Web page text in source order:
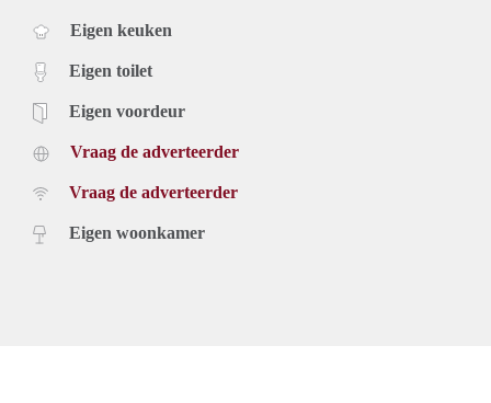
Eigen keuken
Eigen toilet
Eigen voordeur
Vraag de adverteerder
Vraag de adverteerder
Eigen woonkamer